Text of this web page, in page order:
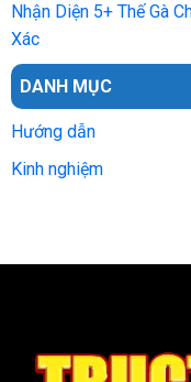
Nhận Diện 5+ Thế Gà
Xác
DANH MỤC
Hướng dẫn
Kinh nghiệm